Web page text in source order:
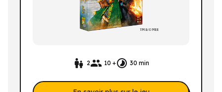
2 10 + 30 min